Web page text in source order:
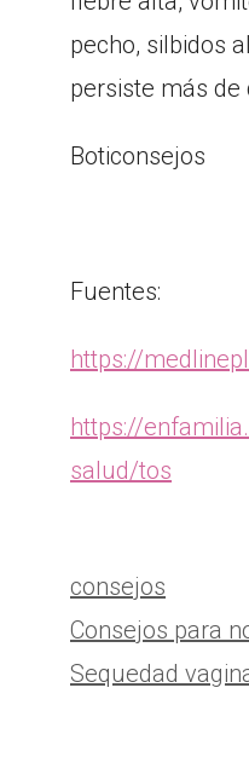
pecho, silbidos
persiste más de
Boticonsejos
Fuentes:
https://
https://
salud/tos
Categorías
consejos
Consejos para
Sequedad